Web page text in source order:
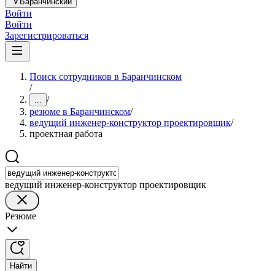
Войти
Войти
Зарегистрироваться
Поиск сотрудников в Баранчинском
/
... /
резюме в Баранчинском/
ведущий инженер-конструктор проектировщик/
проектная работа
ведущий инженер-конструктор проектировщик
Резюме
Найти